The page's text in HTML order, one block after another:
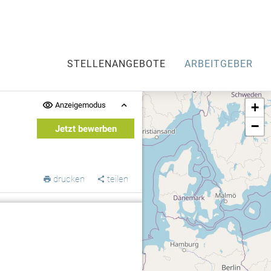
STELLENANGEBOTE ARBEITGEBER
Anzeigemodus
Jetzt bewerben
drucken teilen
+
−